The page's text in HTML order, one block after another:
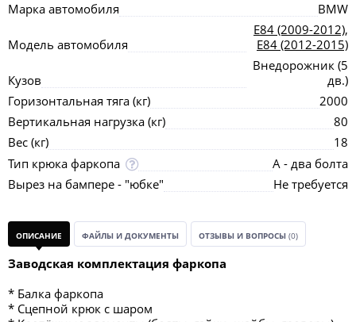
Марка автомобиля
BMW
Модель автомобиля
E84 (2009-2012),
E84 (2012-2015)
Кузов
Внедорожник (5
дв.)
Горизонтальная тяга (кг)
2000
Вертикальная нагрузка (кг)
80
Вес (кг)
18
Тип крюка фаркопа
А - два болта
Вырез на бампере - "юбке"
Не требуется
ОПИСАНИЕ ФАЙЛЫ И ДОКУМЕНТЫ ОТЗЫВЫ И ВОПРОСЫ (0)
Заводская комплектация фаркопа
* Балка фаркопа
* Сцепной крюк с шаром